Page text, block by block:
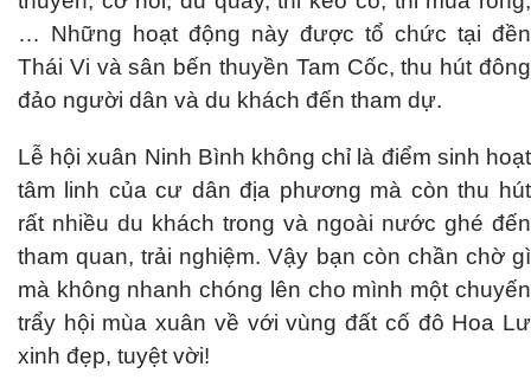
… Những hoạt động này được tổ chức tại đền
Thái Vi và sân bến thuyền Tam Cốc, thu hút đông
đảo người dân và du khách đến tham dự.
Lễ hội xuân Ninh Bình không chỉ là điểm sinh hoạt
tâm linh của cư dân địa phương mà còn thu hút
rất nhiều du khách trong và ngoài nước ghé đến
tham quan, trải nghiệm. Vậy bạn còn chần chờ gì
mà không nhanh chóng lên cho mình một chuyến
trẩy hội mùa xuân về với vùng đất cố đô Hoa Lư
xinh đẹp, tuyệt vời!